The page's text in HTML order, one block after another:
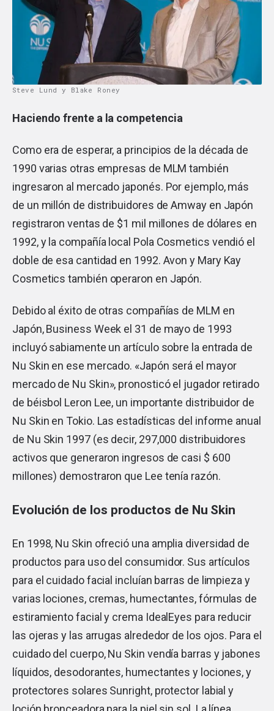
Steve Lund y Blake Roney
Haciendo frente a la competencia
Como era de esperar, a principios de la década de
1990 varias otras empresas de MLM también
ingresaron al mercado japonés. Por ejemplo, más
de un millón de distribuidores de Amway en Japón
registraron ventas de $1 mil millones de dólares en
1992, y la compañía local Pola Cosmetics vendió el
doble de esa cantidad en 1992. Avon y Mary Kay
Cosmetics también operaron en Japón.
Debido al éxito de otras compañías de MLM en
Japón, Business Week el 31 de mayo de 1993
incluyó sabiamente un artículo sobre la entrada de
Nu Skin en ese mercado. «Japón será el mayor
mercado de Nu Skin», pronosticó el jugador retirado
de béisbol Leron Lee, un importante distribuidor de
Nu Skin en Tokio. Las estadísticas del informe anual
de Nu Skin 1997 (es decir, 297,000 distribuidores
activos que generaron ingresos de casi $ 600
millones) demostraron que Lee tenía razón.
Evolución de los productos de Nu Skin
En 1998, Nu Skin ofreció una amplia diversidad de
productos para uso del consumidor. Sus artículos
para el cuidado facial incluían barras de limpieza y
varias lociones, cremas, humectantes, fórmulas de
estiramiento facial y crema IdealEyes para reducir
las ojeras y las arrugas alrededor de los ojos. Para el
cuidado del cuerpo, Nu Skin vendía barras y jabones
líquidos, desodorantes, humectantes y lociones, y
protectores solares Sunright, protector labial y